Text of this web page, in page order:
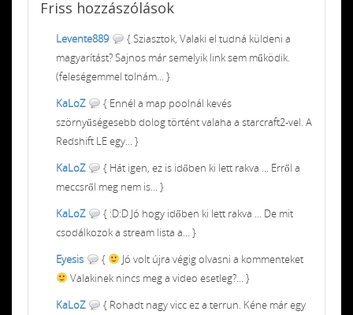
Friss hozzászólások
Levente889
{ Sziasztok, Valaki el tudná küldeni a
magyarítást? Sajnos már semelyik link sem működik.
(feleségemmel tolnám... }
KaLoZ
{ Ennél a map poolnál kevés
szörnyűségesebb dolog történt valaha a starcraft2-vel. A
Redshift LE egy... }
KaLoZ
{ Hát igen, ez is időben ki lett rakva ... Erről a
meccsről meg nem is... }
KaLoZ
{ :D:D Jó hogy időben ki lett rakva ... De mit
csodálkozok a stream lista a... }
Eyesis
{
Jó volt újra végig olvasni a kommenteket
Valakinek nincs meg a video esetleg?... }
KaLoZ
{ Rohadt nagy vicc ez a terrun. Kéne már egy